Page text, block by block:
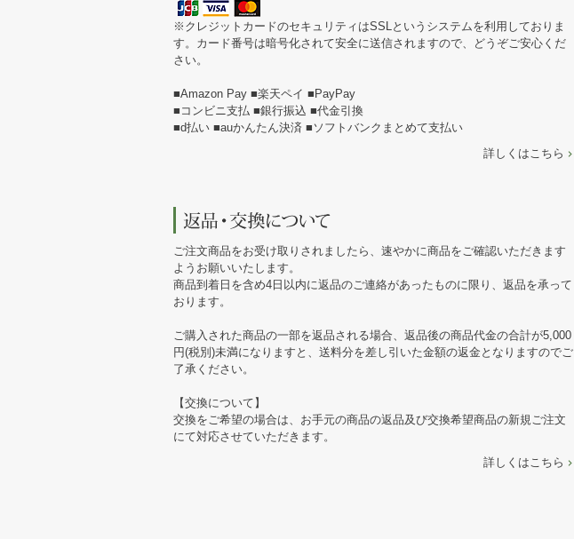
※クレジットカードのセキュリティはSSLというシステムを利用しておりま
す。カード番号は暗号化されて安全に送信されますので、どうぞご安心くだ
さい。
■Amazon Pay ■楽天ペイ ■PayPay
■コンビニ支払 ■銀行振込 ■代金引換
■d払い ■auかんたん決済 ■ソフトバンクまとめて支払い
詳しくはこちら
ご注文商品をお受け取りされましたら、速やかに商品をご確認いただきます
ようお願いいたします。
商品到着日を含め4日以内に返品のご連絡があったものに限り、返品を承って
おります。
ご購入された商品の一部を返品される場合、返品後の商品代金の合計が5,000
円(税別)未満になりますと、送料分を差し引いた金額の返金となりますのでご
了承ください。
【交換について】
交換をご希望の場合は、お手元の商品の返品及び交換希望商品の新規ご注文
にて対応させていただきます。
詳しくはこちら